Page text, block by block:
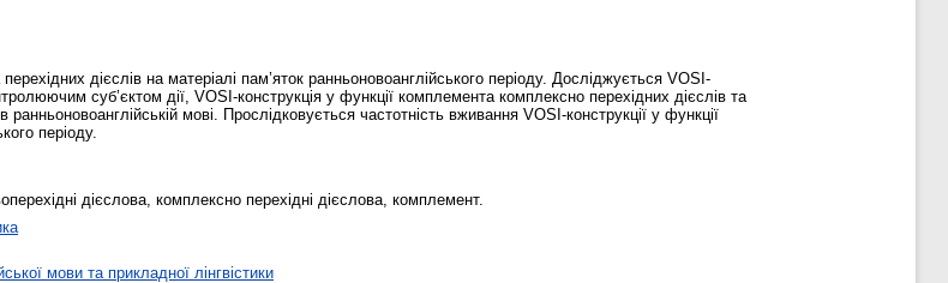
дієслів на матеріалі пам’яток ранньоновоанглійського періоду. Досліджується VOSI-
суб’єктом дії, VOSI-конструкція у функції комплемента комплексно перехідних дієслів та
мові. Прослідковується частотність вживання VOSI-конструкції у функції
періоду.
дієслова, комплексно перехідні дієслова, комплемент.
мови та прикладної лінгвістики